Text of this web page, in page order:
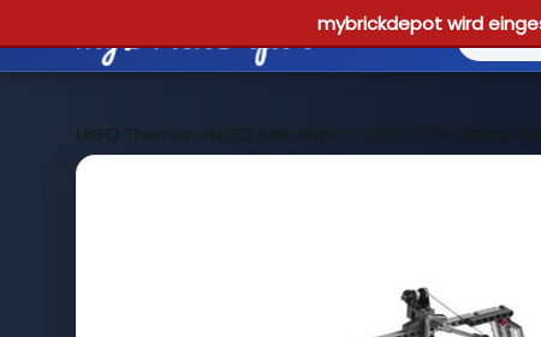
mybrickdepot wird
LEGO Themen >LEGO Star Wars™>LEGO 7754 Home